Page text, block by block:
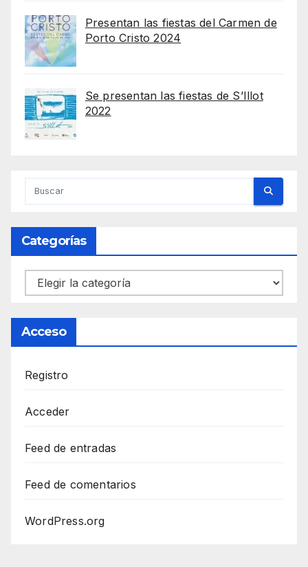
Presentan las fiestas del Carmen de
Porto Cristo 2024
Se presentan las fiestas de S’Illot
2022
Categorías
Categorías
Acceso
Registro
Acceder
Feed de entradas
Feed de comentarios
WordPress.org